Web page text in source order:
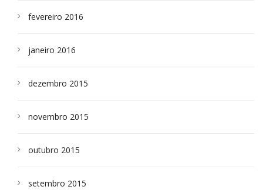
fevereiro 2016
janeiro 2016
dezembro 2015
novembro 2015
outubro 2015
setembro 2015